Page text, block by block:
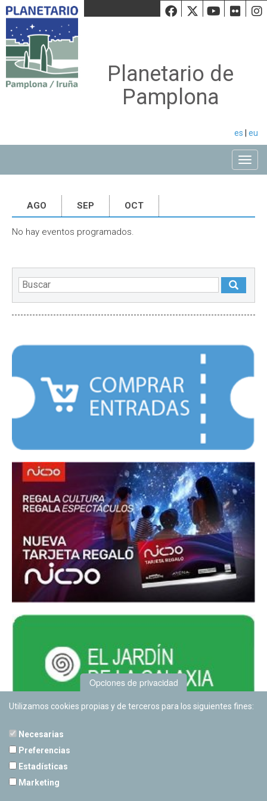
Facebook
Twiiter
Planetario de
Pamplona
es eu
AGO SEP OCT
No hay eventos programados.
Opciones de privacidad
Utilizamos cookies propias y de terceros para los siguientes fines:
Necesarias
Preferencias
Estadísticas
Marketing